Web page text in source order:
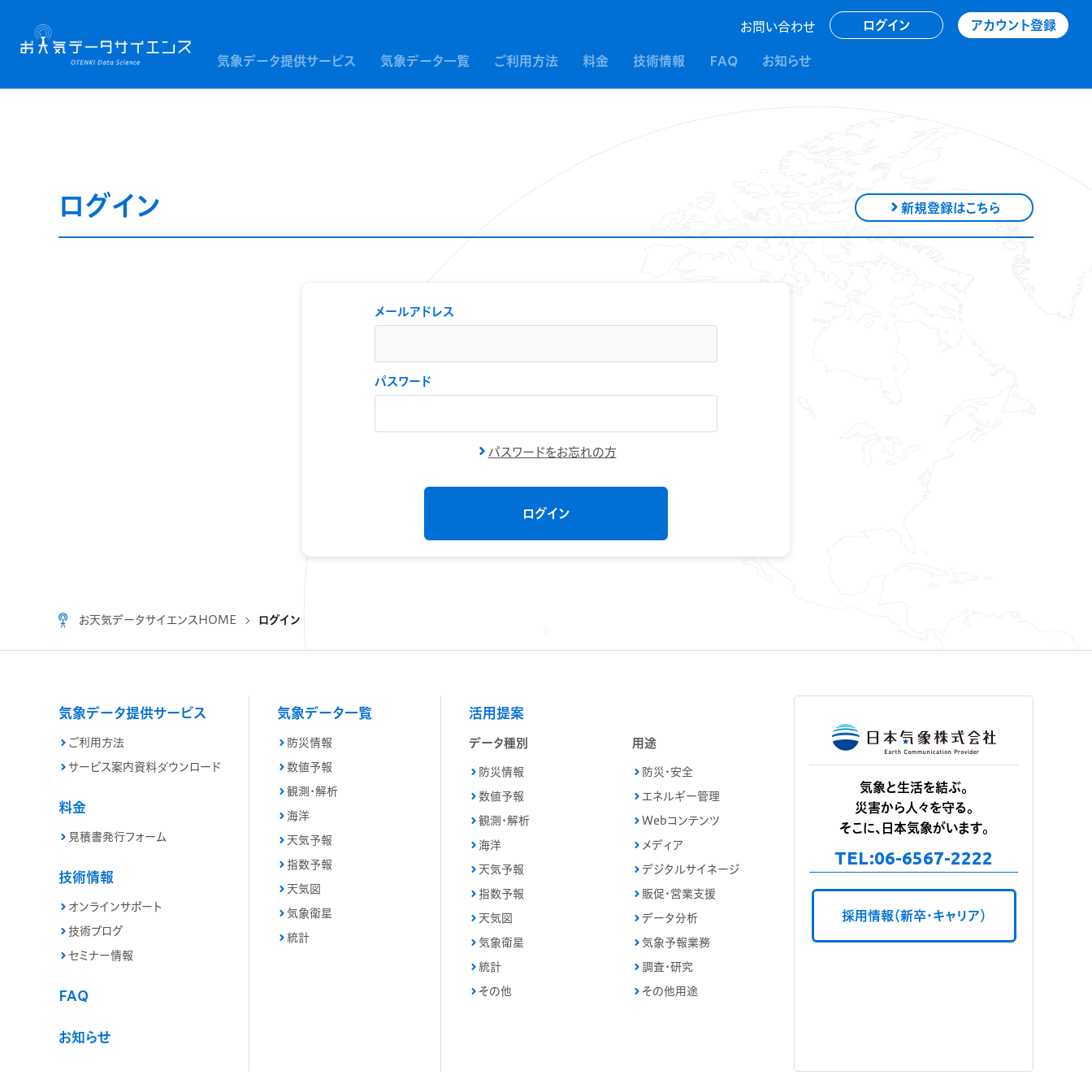
お問い合わせ ログイン アカウント登録
気象データ提供サービス 気象データ一覧 ご利用方法 料金 技術情報 FAQ お知らせ
ログイン 新規登録はこちら
メールアドレス
パスワード
パスワードをお忘れの方
お天気データサイエンスHOME ログイン
気象データ提供サービス
ご利用方法
サービス案内資料ダウンロード
料金
見積書発行フォーム
技術情報
オンラインサポート
技術ブログ
セミナー情報
FAQ
お知らせ
気象データ一覧
防災情報
数値予報
観測・解析
海洋
天気予報
指数予報
天気図
気象衛星
統計
活用提案
データ種別
防災情報
数値予報
観測・解析
海洋
天気予報
指数予報
天気図
気象衛星
統計
その他
用途
防災・安全
エネルギー管理
Webコンテンツ
メディア
デジタルサイネージ
販促・営業支援
データ分析
気象予報業務
調査・研究
その他用途
気象と生活を結ぶ。
災害から人々を守る。
そこに、日本気象がいます。
TEL:06-6567-2222
採用情報（新卒・キャリア）